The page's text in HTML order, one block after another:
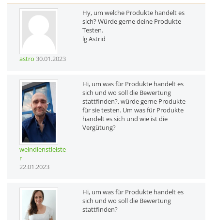
astro 30.01.2023
Hy, um welche Produkte handelt es
sich? Würde gerne deine Produkte
Testen.
lg Astrid
weindienstleiste
r
22.01.2023
Hi, um was für Produkte handelt es
sich und wo soll die Bewertung
stattfinden?, würde gerne Produkte
für sie testen. Um was für Produkte
handelt es sich und wie ist die
Vergütung?
Hi, um was für Produkte handelt es
sich und wo soll die Bewertung
stattfinden?